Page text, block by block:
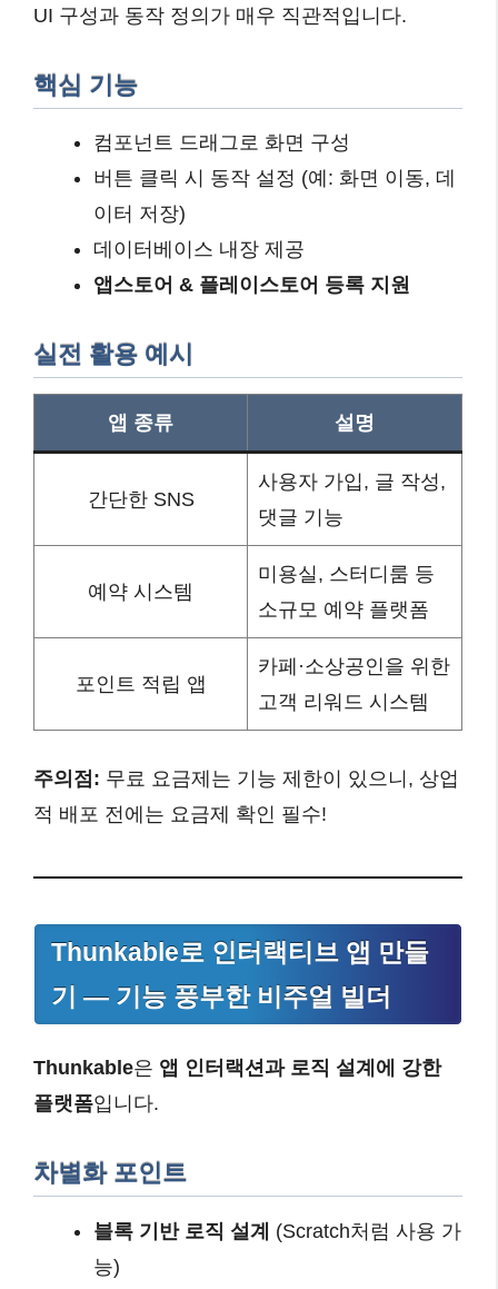
UI 구성과 동작 정의가 매우 직관적입니다.
핵심 기능
컴포넌트 드래그로 화면 구성
버튼 클릭 시 동작 설정 (예: 화면 이동, 데
이터 저장)
데이터베이스 내장 제공
앱스토어 & 플레이스토어 등록 지원
실전 활용 예시
앱 종류 설명
간단한 SNS
사용자 가입, 글 작성,
댓글 기능
예약 시스템
미용실, 스터디룸 등
소규모 예약 플랫폼
포인트 적립 앱
카페·소상공인을 위한
고객 리워드 시스템
주의점: 무료 요금제는 기능 제한이 있으니, 상업
적 배포 전에는 요금제 확인 필수!
Thunkable로 인터랙티브 앱 만들
기 — 기능 풍부한 비주얼 빌더
Thunkable은 앱 인터랙션과 로직 설계에 강한
플랫폼입니다.
차별화 포인트
블록 기반 로직 설계 (Scratch처럼 사용 가
능)